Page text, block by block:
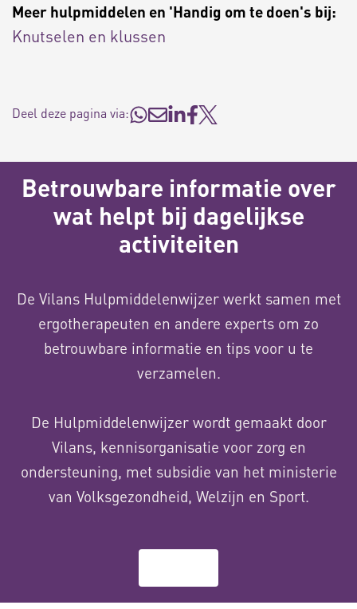
Meer hulpmiddelen en 'Handig om te doen's bij:
Knutselen en klussen
Deel deze pagina via:
Betrouwbare informatie over
wat helpt bij dagelijkse
activiteiten
De Vilans Hulpmiddelenwijzer werkt samen met
ergotherapeuten en andere experts om zo
betrouwbare informatie en tips voor u te
verzamelen.
De Hulpmiddelenwijzer wordt gemaakt door
Vilans, kennisorganisatie voor zorg en
ondersteuning, met subsidie van het ministerie
van Volksgezondheid, Welzijn en Sport.